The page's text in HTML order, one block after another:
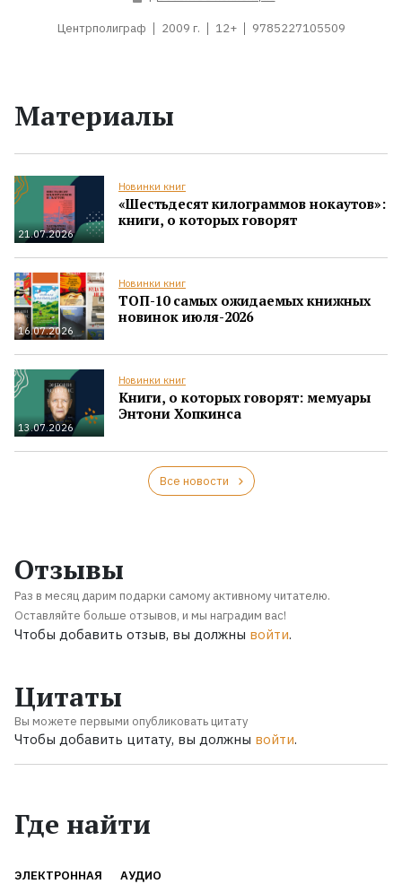
Центрполиграф 2009 г. 12+ 9785227105509
Материалы
21.07.2026
Новинки книг
«Шестьдесят килограммов нокаутов»:
книги, о которых говорят
16.07.2026
Новинки книг
ТОП-10 самых ожидаемых книжных
новинок июля-2026
13.07.2026
Новинки книг
Книги, о которых говорят: мемуары
Энтони Хопкинса
Все новости
Отзывы
Раз в месяц дарим подарки самому активному читателю.
Оставляйте больше отзывов, и мы наградим вас!
Чтобы добавить отзыв, вы должны войти.
Цитаты
Вы можете первыми опубликовать цитату
Чтобы добавить цитату, вы должны войти.
Где найти
ЭЛЕКТРОННАЯ АУДИО